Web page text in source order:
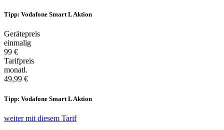
Tipp: Vodafone Smart L Aktion
Gerätepreis
einmalig
99 €
Tarifpreis
monatl.
49,99 €
Tipp: Vodafone Smart L Aktion
weiter mit diesem Tarif